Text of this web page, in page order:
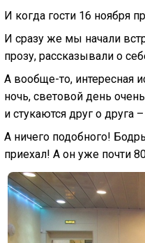
И когда гости 16 ноября
И сразу же мы начали
прозу, рассказывали о
А вообще-то, интересная
ночь, световой день
и стукаются друг о друга
А ничего подобного!
приехал! А он уже почти